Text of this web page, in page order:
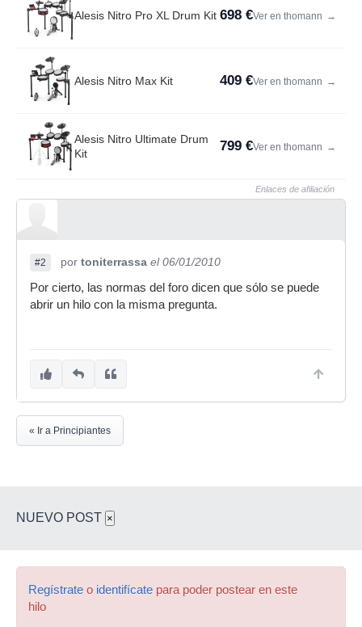
Alesis Nitro Pro XL Drum Kit 698 €Ver en thomann →
Alesis Nitro Max Kit 409 €Ver en thomann →
Alesis Nitro Ultimate Drum
Kit
799 €Ver en thomann →
Enlaces de afiliación
#2 por toniterrassa el 06/01/2010
Por cierto, las normas del foro dicen que sólo se puede
abrir un hilo con la misma pregunta.
« Ir a Principiantes
NUEVO POST ×
Regístrate o identifícate para poder postear en este
hilo